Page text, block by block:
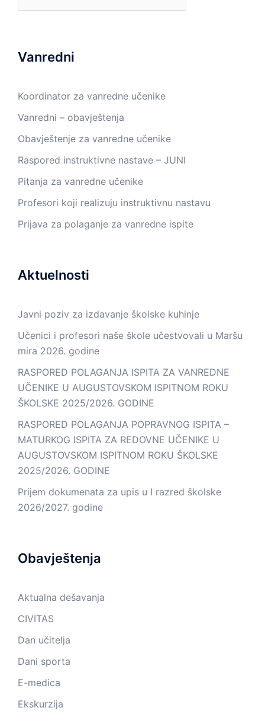
Vanredni
Koordinator za vanredne učenike
Vanredni – obavještenja
Obavještenje za vanredne učenike
Raspored instruktivne nastave – JUNI
Pitanja za vanredne učenike
Profesori koji realizuju instruktivnu nastavu
Prijava za polaganje za vanredne ispite
Aktuelnosti
Javni poziv za izdavanje školske kuhinje
Učenici i profesori naše škole učestvovali u Maršu
mira 2026. godine
RASPORED POLAGANJA ISPITA ZA VANREDNE
UČENIKE U AUGUSTOVSKOM ISPITNOM ROKU
ŠKOLSKE 2025/2026. GODINE
RASPORED POLAGANJA POPRAVNOG ISPITA –
MATURKOG ISPITA ZA REDOVNE UČENIKE U
AUGUSTOVSKOM ISPITNOM ROKU ŠKOLSKE
2025/2026. GODINE
Prijem dokumenata za upis u I razred školske
2026/2027. godine
Obavještenja
Aktualna dešavanja
CIVITAS
Dan učitelja
Dani sporta
E-medica
Ekskurzija